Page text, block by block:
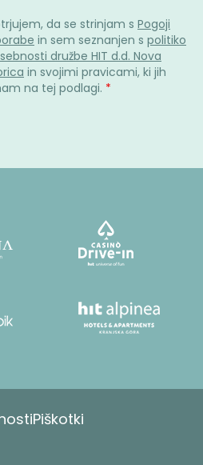
da se strinjam s Pogoji
in sem seznanjen s politiko
družbe HIT d.d. Nova
in svojimi pravicami, ki jih
na tej podlagi. *
Piškotki